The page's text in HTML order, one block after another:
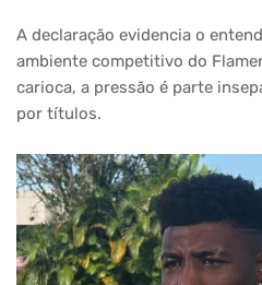
A declaração evidencia o
ambiente competitivo do
carioca, a pressão é parte
por títulos.